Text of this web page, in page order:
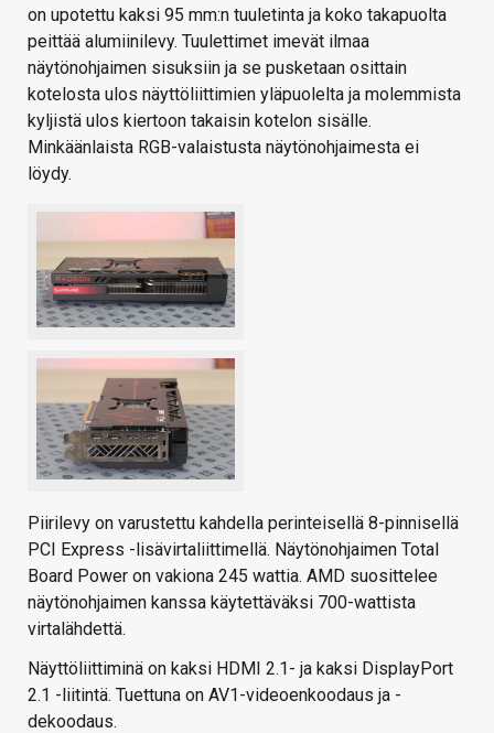
on upotettu kaksi 95 mm:n tuuletinta ja koko takapuolta
peittää alumiinilevy. Tuulettimet imevät ilmaa
näytönohjaimen sisuksiin ja se pusketaan osittain
kotelosta ulos näyttöliittimien yläpuolelta ja molemmista
kyljistä ulos kiertoon takaisin kotelon sisälle.
Minkäänlaista RGB-valaistusta näytönohjaimesta ei
löydy.
Piirilevy on varustettu kahdella perinteisellä 8-pinnisellä
PCI Express -lisävirtaliittimellä. Näytönohjaimen Total
Board Power on vakiona 245 wattia. AMD suosittelee
näytönohjaimen kanssa käytettäväksi 700-wattista
virtalähdettä.
Näyttöliittiminä on kaksi HDMI 2.1- ja kaksi DisplayPort
2.1 -liitintä. Tuettuna on AV1-videoenkoodaus ja -
dekoodaus.